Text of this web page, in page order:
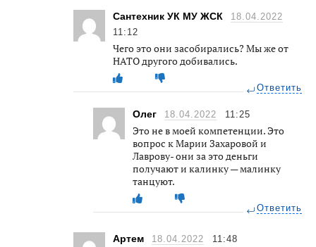
Сантехник УК МУ ЖСК
18.04.2022
11:12
Чего это они засобирались? Мы же от
НАТО другого добивались.
Ответить
Олег 18.04.2022 11:25
Это не в моей компетенции. Это
вопрос к Марии Захаровой и
Лаврову- они за это деньги
получают и калинку — малинку
танцуют.
Ответить
Артем 18.04.2022 11:48